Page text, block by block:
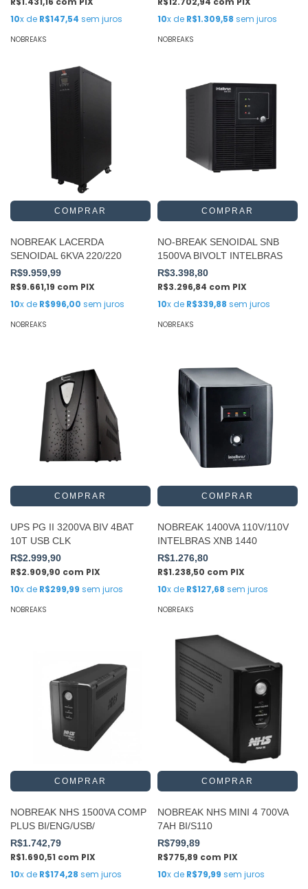
10x de R$147,54 sem juros
NOBREAKS
10x de R$1.309,58 sem juros
NOBREAKS
NOBREAK LACERDA
SENOIDAL 6KVA 220/220
R$9.959,99
R$9.661,19 com PIX
10x de R$996,00 sem juros
NOBREAKS
NO-BREAK SENOIDAL SNB
1500VA BIVOLT INTELBRAS
R$3.398,80
R$3.296,84 com PIX
10x de R$339,88 sem juros
NOBREAKS
UPS PG II 3200VA BIV 4BAT
10T USB CLK
R$2.999,90
R$2.909,90 com PIX
10x de R$299,99 sem juros
NOBREAKS
NOBREAK 1400VA 110V/110V
INTELBRAS XNB 1440
R$1.276,80
R$1.238,50 com PIX
10x de R$127,68 sem juros
NOBREAKS
NOBREAK NHS 1500VA COMP
PLUS BI/ENG/USB/
R$1.742,79
R$1.690,51 com PIX
10x de R$174,28 sem juros
NOBREAK NHS MINI 4 700VA
7AH BI/S110
R$799,89
R$775,89 com PIX
10x de R$79,99 sem juros